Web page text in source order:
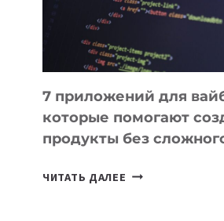
7 приложений для
которые помогают
продукты без
ЧИТАТЬ ДАЛЕЕ 7